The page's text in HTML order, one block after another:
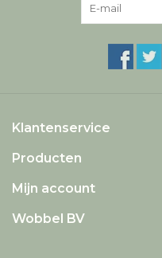
Klantenservice
Producten
Mijn account
Wobbel BV